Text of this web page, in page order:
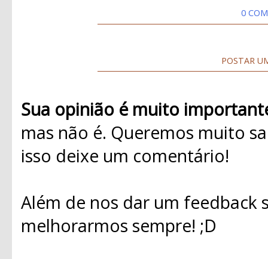
0
POSTAR
Sua opinião é muito
mas não é. Queremos muito
isso deixe um comentário!
Além de nos dar um
melhorarmos sempre! ;D